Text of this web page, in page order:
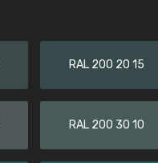
RAL 200 20 15
RAL 200 30 10